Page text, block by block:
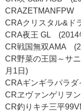
CRAZETMANFPW
CRAクリスタル&ド
CRA夜王 GL (2014
CR戦国無双AMA
CR野菜の王国～サ
月1日)
CRAギンギラパラ
CRヱヴァンゲリヲ
CR釣りキチ三平